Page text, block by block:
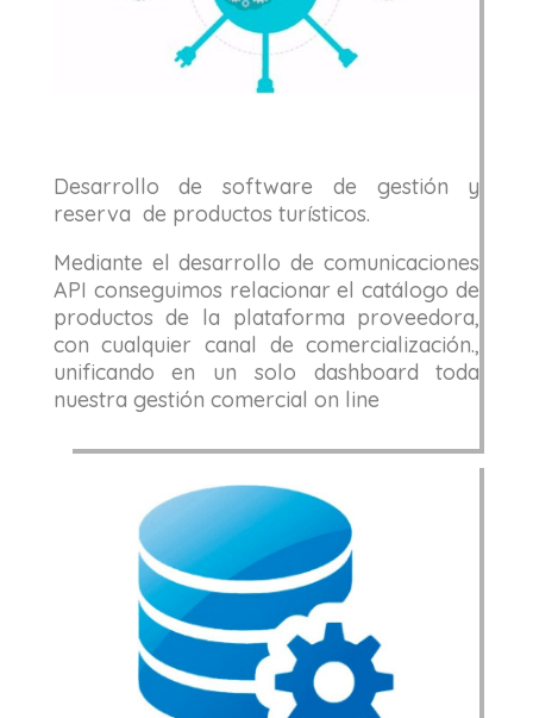
Desarrollo de software de gestión y
reserva de productos turísticos.
Mediante el desarrollo de comunicaciones
API conseguimos relacionar el catálogo de
productos de la plataforma proveedora,
con cualquier canal de comercialización.,
unificando en un solo dashboard toda
nuestra gestión comercial on line